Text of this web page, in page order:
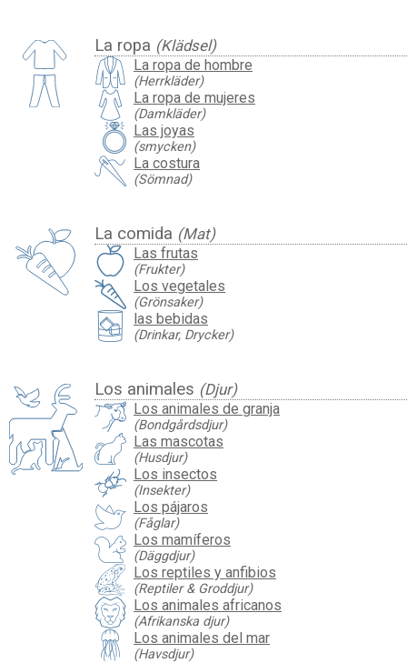
La ropa (Klädsel)
La ropa de hombre
(Herrkläder)
La ropa de mujeres
(Damkläder)
Las joyas
(smycken)
La costura
(Sömnad)
La comida (Mat)
Las frutas
(Frukter)
Los vegetales
(Grönsaker)
las bebidas
(Drinkar, Drycker)
Los animales (Djur)
Los animales de granja
(Bondgårdsdjur)
Las mascotas
(Husdjur)
Los insectos
(Insekter)
Los pájaros
(Fåglar)
Los mamíferos
(Däggdjur)
Los reptiles y anfibios
(Reptiler & Groddjur)
Los animales africanos
(Afrikanska djur)
Los animales del mar
(Havsdjur)